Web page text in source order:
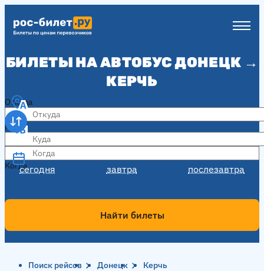
БИЛЕТЫ НА АВТОБУС ДОНЕЦК →
КЕРЧЬ
Откуда
Куда
Когда
сегодня завтра послезавтра
Когда
Найти билеты
Поиск рейсов Донецк Керчь